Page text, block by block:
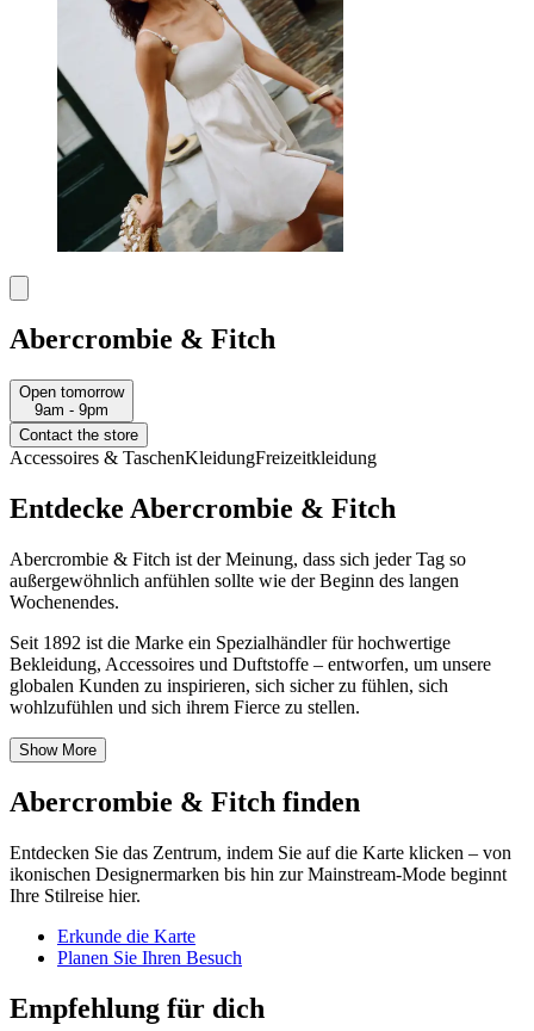
Abercrombie & Fitch
Open tomorrow
9am - 9pm
Contact the store
Accessoires & TaschenKleidungFreizeitkleidung
Entdecke Abercrombie & Fitch
Abercrombie & Fitch ist der Meinung, dass sich jeder Tag so
außergewöhnlich anfühlen sollte wie der Beginn des langen
Wochenendes.
Seit 1892 ist die Marke ein Spezialhändler für hochwertige
Bekleidung, Accessoires und Duftstoffe – entworfen, um unsere
globalen Kunden zu inspirieren, sich sicher zu fühlen, sich
wohlzufühlen und sich ihrem Fierce zu stellen.
Show More
Abercrombie & Fitch finden
Entdecken Sie das Zentrum, indem Sie auf die Karte klicken – von
ikonischen Designermarken bis hin zur Mainstream-Mode beginnt
Ihre Stilreise hier.
Erkunde die Karte
Planen Sie Ihren Besuch
Empfehlung für dich